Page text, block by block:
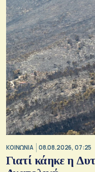
ΚΟΙΝΩΝΙΑ 08.08.2026, 07:25
Γιατί κάηκε η